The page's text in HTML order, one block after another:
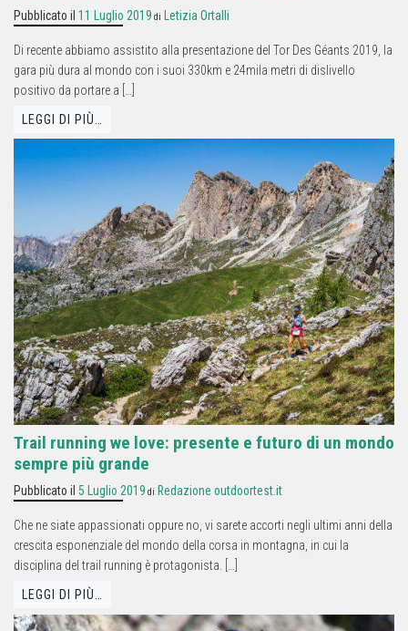
Pubblicato il 11 Luglio 2019 di Letizia Ortalli
Di recente abbiamo assistito alla presentazione del Tor Des Géants 2019, la
gara più dura al mondo con i suoi 330km e 24mila metri di dislivello
positivo da portare a […]
LEGGI DI PIÙ…
Trail running we love: presente e futuro di un mondo
sempre più grande
Pubblicato il 5 Luglio 2019 di Redazione outdoortest.it
Che ne siate appassionati oppure no, vi sarete accorti negli ultimi anni della
crescita esponenziale del mondo della corsa in montagna, in cui la
disciplina del trail running è protagonista. […]
LEGGI DI PIÙ…